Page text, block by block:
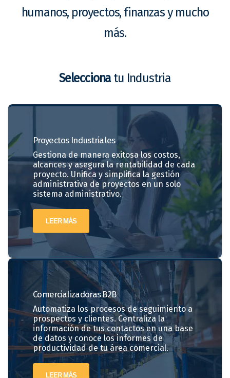
humanos, proyectos, finanzas y mucho
más.
Seleccionatu Industria
ProyectosIndustriales
Gestiona de manera exitosa los costos,
alcances y asegura la rentabilidad de cada
proyecto. Unifica y simplifica la gestión
administrativa de proyectos en un solo
sistema administrativo.
LEER MÁS
ComercializadorasB2B
Automatiza los procesos de seguimiento a
prospectos y clientes. Centraliza la
información de tus contactos en una base
de datos y conoce los informes de
productividad de tu área comercial.
LEER MÁS